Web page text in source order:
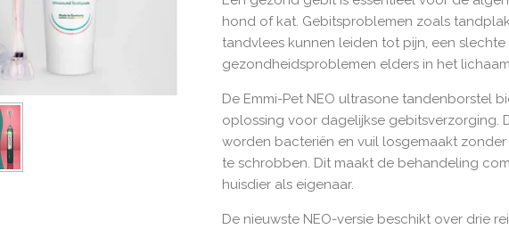
hond of kat. Gebitsproblemen zoals
tandvlees kunnen leiden tot pijn, een
gezondheidsproblemen elders in het
De Emmi-Pet NEO ultrasone tandenborstel
oplossing voor dagelijkse gebitsverzorging.
worden bacteriën en vuil losgemaakt
te schrobben. Dit maakt de behandeling
huisdier als eigenaar.
De nieuwste NEO-versie beschikt over drie